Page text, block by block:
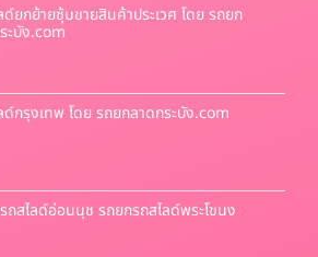
ด์ยกย้ายซุ้มขายสินค้าประเวศ โดย รถยก
ะบัง.com
ด์กรุงเทพ โดย รถยกลาดกระบัง.com
ถสไลด์อ่อนนุช รถยกรถสไลด์พระโขนง